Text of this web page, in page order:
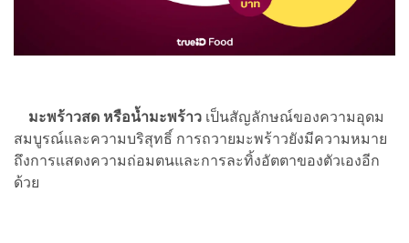
มะพร้าวสด หรือน้ำมะพร้าว เป็นสัญลักษณ์ของความอุดม
สมบูรณ์และความบริสุทธิ์ การถวายมะพร้าวยังมีความหมาย
ถึงการแสดงความถ่อมตนและการละทิ้งอัตตาของตัวเองอีก
ด้วย